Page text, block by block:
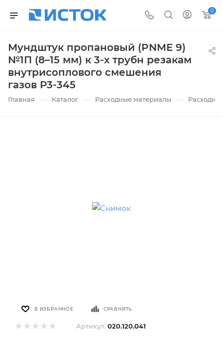
0
Мундштук пропановый (PNME 9)
№1П (8–15 мм) к 3-х трубн резакам
внутрисоплового смешения
газов Р3-345
Главная — Каталог — Расходные материалы —
В ИЗБРАННОЕ СРАВНИТЬ
Артикул: 020.120.041